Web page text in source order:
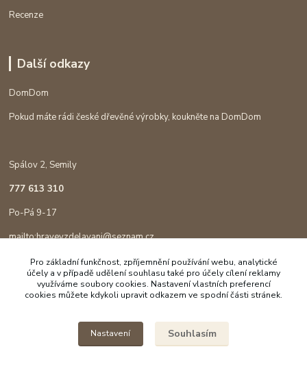
Recenze
Další odkazy
DomDom
Pokud máte rádi české dřevěné výrobky, koukněte na DomDom
Spálov 2, Semily
777 613 310
Po-Pá 9-17
mailto:hravevzdelavani@seznam.cz
Pro základní funkčnost, zpříjemnění používání webu, analytické
účely a v případě udělení souhlasu také pro účely cílení reklamy
využíváme soubory cookies. Nastavení vlastních preferencí
cookies můžete kdykoli upravit odkazem ve spodní části stránek.
Nastavení Souhlasím